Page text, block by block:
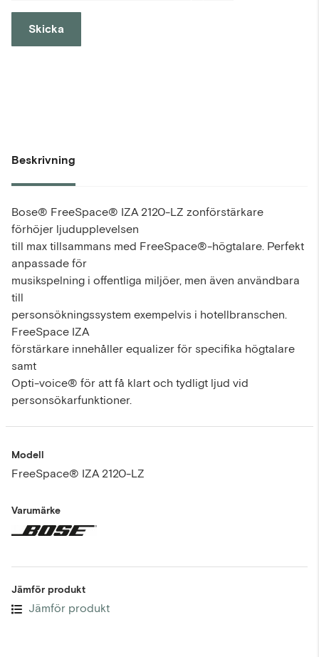
Skicka
Beskrivning
Bose® FreeSpace® IZA 2120-LZ zonförstärkare
förhöjer ljudupplevelsen
till max tillsammans med FreeSpace®-högtalare. Perfekt
anpassade för
musikspelning i offentliga miljöer, men även användbara
till
personsökningssystem exempelvis i hotellbranschen.
FreeSpace IZA
förstärkare innehåller equalizer för specifika högtalare
samt
Opti-voice® för att få klart och tydligt ljud vid
personsökarfunktioner.
Modell
FreeSpace® IZA 2120-LZ
Varumärke
Jämför produkt
Jämför produkt